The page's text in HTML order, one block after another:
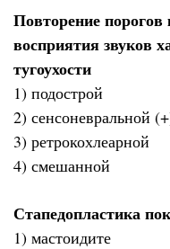
Повторение порогов
восприятия звуков
тугоухости
1) подострой
2) сенсоневральной
3) ретрокохлеарной
4) смешанной
Стапедопластика
1) мастоидите